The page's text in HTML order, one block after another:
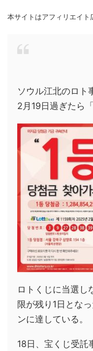
本サイトはアフィリエイト
ソウル江北のロト
2月19日過ぎたら
ロトくじに当選し
限が残り1日とな
ンに達している。
18日、宝くじ受託